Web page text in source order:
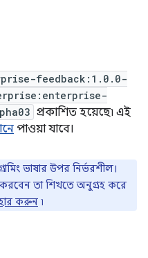
feedback:1.0.0-
প্রকাশিত হয়েছে৷ এই
পাওয়া যাবে।
ভাষার উপর নির্ভরশীল।
করবেন তা শিখতে অনুগ্রহ করে
করুন ৷